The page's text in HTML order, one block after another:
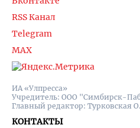
ИА «Улпресса»
Учредитель: ООО "Симбирск-
Главный редактор: Турковская
КОНТАКТЫ
RSS Канал
Telegram
MAX